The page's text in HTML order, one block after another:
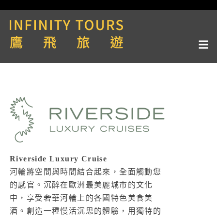
Riverside Luxury Cruise
河輪將空間與時間結合起來，全面觸動您
的感官。沉醉在歐洲最美麗城市的文化
中，享受奢華河輪上的各國特色美食美
酒。創造一種慢活沉思的體驗，用獨特的